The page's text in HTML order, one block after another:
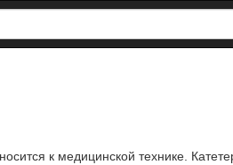
к медицинской технике.